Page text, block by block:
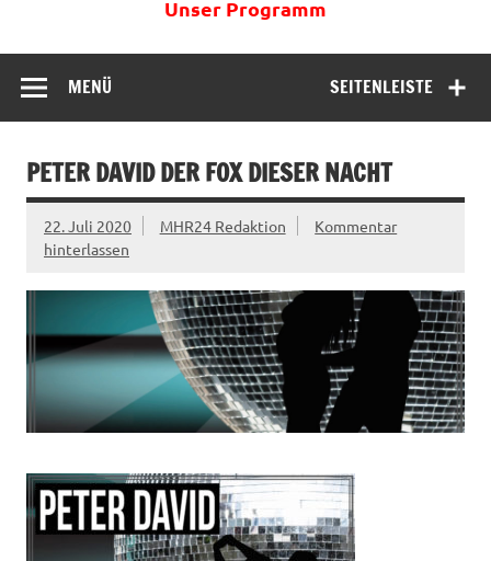
Unser Programm
SEITENLEISTE
MENÜ
PETER DAVID DER FOX DIESER NACHT
22. Juli 2020 MHR24 Redaktion
Kommentar
hinterlassen